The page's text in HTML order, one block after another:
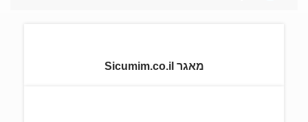
מאגר Sicumim.co.il